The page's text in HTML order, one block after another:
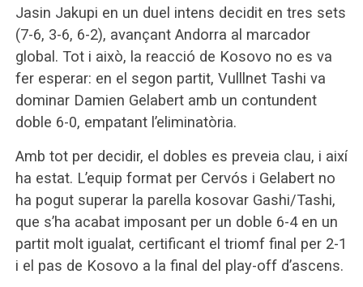
Jasin Jakupi en un duel intens decidit en tres sets
(7-6, 3-6, 6-2), avançant Andorra al marcador
global. Tot i això, la reacció de Kosovo no es va
fer esperar: en el segon partit, Vulllnet Tashi va
dominar Damien Gelabert amb un contundent
doble 6-0, empatant l’eliminatòria.
Amb tot per decidir, el dobles es preveia clau, i així
ha estat. L’equip format per Cervós i Gelabert no
ha pogut superar la parella kosovar Gashi/Tashi,
que s’ha acabat imposant per un doble 6-4 en un
partit molt igualat, certificant el triomf final per 2-1
i el pas de Kosovo a la final del play-off d’ascens.